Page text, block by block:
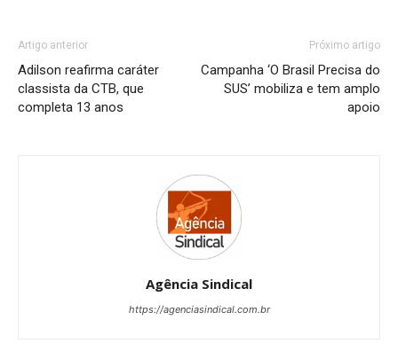
Artigo anterior
Adilson reafirma caráter
classista da CTB, que
completa 13 anos
Próximo artigo
Campanha ‘O Brasil Precisa do
SUS’ mobiliza e tem amplo
apoio
Agência Sindical
https://agenciasindical.com.br